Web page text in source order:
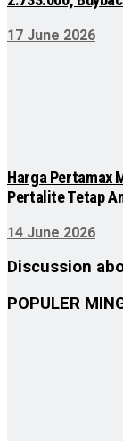
17 June 2026
Harga Pertamax
Pertalite Tetap
14 June 2026
Discussion
POPULER